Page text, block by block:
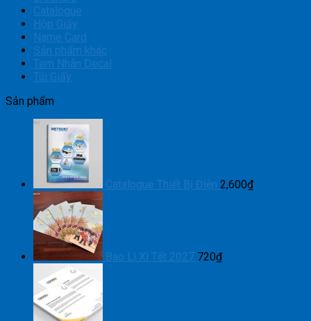
Catalogue
Hộp Giấy
Name Card
Sản phẩm khác
Tem Nhãn Decal
Túi Giấy
Sản phẩm
Catalogue Thiết Bị Điện 2,600₫
Bao Lì Xì Tết 2027 720₫